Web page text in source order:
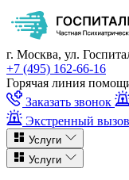
г. Москва, ул.
+7 (495) 162-66-16
Горячая линия
Заказать звонок
Экстренный
Услуги
Услуги